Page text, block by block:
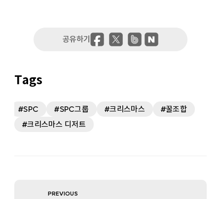
SPC SPC그룹 크리스마스
꿀조합
크리스마스 디저트
PREVIOUS